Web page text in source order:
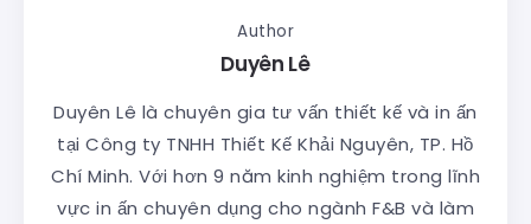
Author
Duyên Lê
Duyên Lê là chuyên gia tư vấn thiết kế và in ấn
tại Công ty TNHH Thiết Kế Khải Nguyên, TP. Hồ
Chí Minh. Với hơn 9 năm kinh nghiệm trong lĩnh
vực in ấn chuyên dụng cho ngành F&B và làm